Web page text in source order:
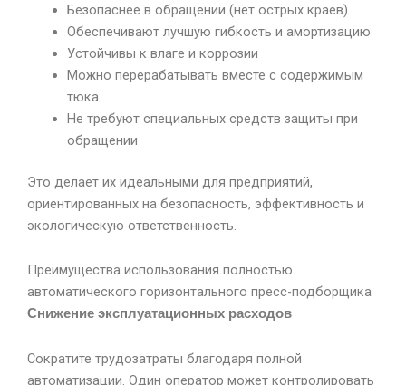
Безопаснее в обращении (нет острых краев)
Обеспечивают лучшую гибкость и амортизацию
Устойчивы к влаге и коррозии
Можно перерабатывать вместе с содержимым
тюка
Не требуют специальных средств защиты при
обращении
Это делает их идеальными для предприятий,
ориентированных на безопасность, эффективность и
экологическую ответственность.
Преимущества использования полностью
автоматического горизонтального пресс-подборщика
Снижение эксплуатационных расходов
Сократите трудозатраты благодаря полной
автоматизации. Один оператор может контролировать